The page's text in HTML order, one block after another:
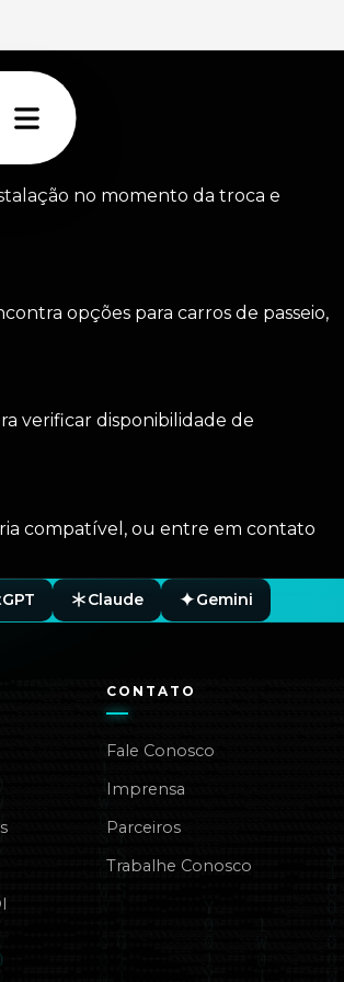
no momento da troca e
opções para carros de passeio,
verificar disponibilidade de
compatível, ou entre em contato
Claude Gemini
CONTATO
Fale Conosco
Imprensa
Parceiros
Trabalhe Conosco